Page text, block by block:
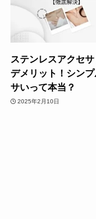
ステンレスアクセ
デメリット！シン
サいって本当？
2025年2月10日